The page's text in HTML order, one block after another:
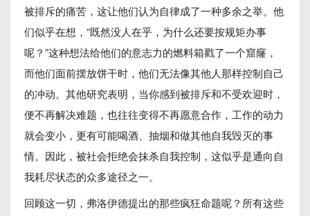
被排斥的痛苦，这让他们认为自律成了一种多余之举。他
们似乎在想，“既然没人在乎，为什么还要按规矩办事
呢？”这种想法给他们的意志力的燃料箱戳了一个窟窿，
而他们面前摆放饼干时，他们无法像其他人那样控制自己
的冲动。其他研究表明，当你感到被排斥和不受欢迎时，
便不再解决难题，也往往变得不再愿意合作，工作的动力
就会变小，更有可能喝酒、抽烟和做其他自我毁灭的事
情。因此，被社会拒绝会抹杀自我控制，这似乎是通向自
我耗尽状态的众多途径之一。
回顾这一切，弗洛伊德提出的那些疯狂命题呢？所有这些